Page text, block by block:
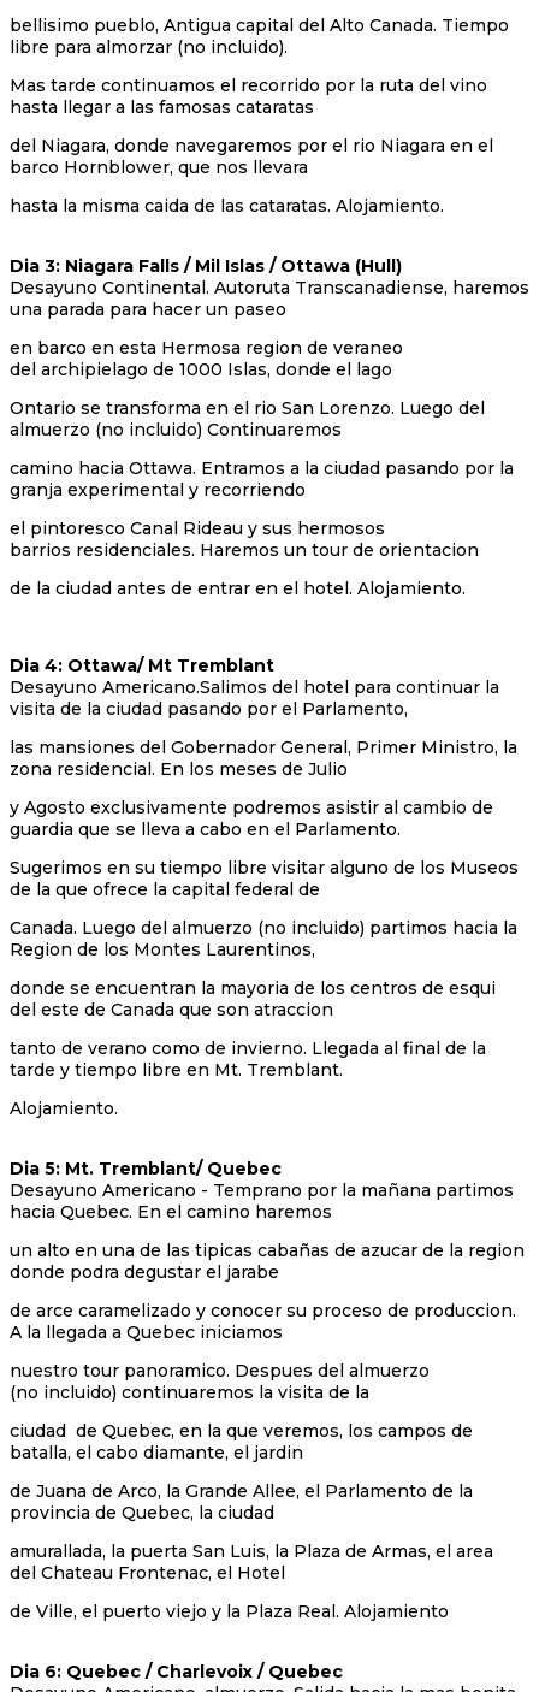
bellisimo pueblo, Antigua capital del Alto Canada. Tiempo
libre para almorzar (no incluido).
Mas tarde continuamos el recorrido por la ruta del vino
hasta llegar a las famosas cataratas
del Niagara, donde navegaremos por el rio Niagara en el
barco Hornblower, que nos llevara
hasta la misma caida de las cataratas. Alojamiento.
Dia 3: Niagara Falls / Mil Islas / Ottawa (Hull)
Desayuno Continental. Autoruta Transcanadiense, haremos
una parada para hacer un paseo
en barco en esta Hermosa region de veraneo
del archipielago de 1000 Islas, donde el lago
Ontario se transforma en el rio San Lorenzo. Luego del
almuerzo (no incluido) Continuaremos
camino hacia Ottawa. Entramos a la ciudad pasando por la
granja experimental y recorriendo
el pintoresco Canal Rideau y sus hermosos
barrios residenciales. Haremos un tour de orientacion
de la ciudad antes de entrar en el hotel. Alojamiento.
Dia 4: Ottawa/ Mt Tremblant
Desayuno Americano.Salimos del hotel para continuar la
visita de la ciudad pasando por el Parlamento,
las mansiones del Gobernador General, Primer Ministro, la
zona residencial. En los meses de Julio
y Agosto exclusivamente podremos asistir al cambio de
guardia que se lleva a cabo en el Parlamento.
Sugerimos en su tiempo libre visitar alguno de los Museos
de la que ofrece la capital federal de
Canada. Luego del almuerzo (no incluido) partimos hacia la
Region de los Montes Laurentinos,
donde se encuentran la mayoria de los centros de esqui
del este de Canada que son atraccion
tanto de verano como de invierno. Llegada al final de la
tarde y tiempo libre en Mt. Tremblant.
Alojamiento.
Dia 5: Mt. Tremblant/ Quebec
Desayuno Americano - Temprano por la mañana partimos
hacia Quebec. En el camino haremos
un alto en una de las tipicas cabañas de azucar de la region
donde podra degustar el jarabe
de arce caramelizado y conocer su proceso de produccion.
A la llegada a Quebec iniciamos
nuestro tour panoramico. Despues del almuerzo
(no incluido) continuaremos la visita de la
ciudad de Quebec, en la que veremos, los campos de
batalla, el cabo diamante, el jardin
de Juana de Arco, la Grande Allee, el Parlamento de la
provincia de Quebec, la ciudad
amurallada, la puerta San Luis, la Plaza de Armas, el area
del Chateau Frontenac, el Hotel
de Ville, el puerto viejo y la Plaza Real. Alojamiento
Dia 6: Quebec / Charlevoix / Quebec